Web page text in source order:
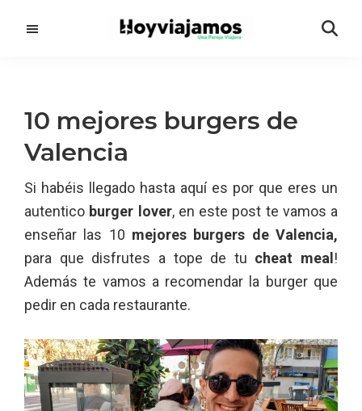
principal
10 mejores burgers de
Valencia
Si habéis llegado hasta aquí es por que eres un
autentico burger lover, en este post te vamos a
enseñar las 10 mejores burgers de Valencia,
para que disfrutes a tope de tu cheat meal !
Además te vamos a recomendar la burger que
pedir en cada restaurante.